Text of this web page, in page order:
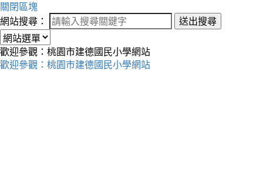
關閉區塊
網站搜尋：
送出搜尋
歡迎參觀：桃園市建德國民小學網站
歡迎參觀：桃園市建德國民小學網站